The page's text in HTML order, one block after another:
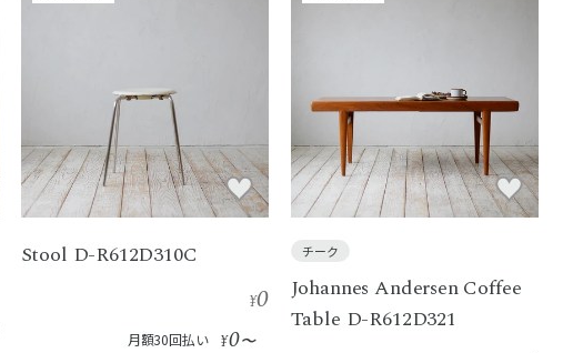
Stool D-R612D310C
¥0
月額30回払い ¥0〜
チーク
Johannes Andersen Coffee
Table D-R612D321